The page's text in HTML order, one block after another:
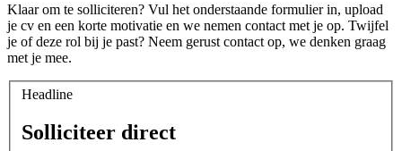
Klaar om te solliciteren? Vul het onderstaande formulier in, upload
je cv en een korte motivatie en we nemen contact met je op. Twijfel
je of deze rol bij je past? Neem gerust contact op, we denken graag
met je mee.
Headline
Solliciteer direct